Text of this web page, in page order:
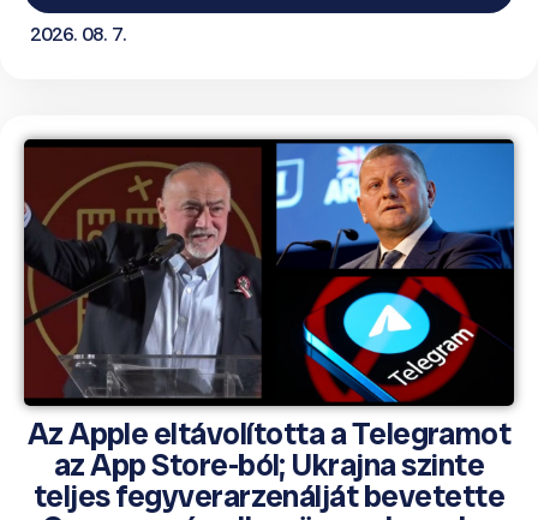
2026. 08. 7.
Az Apple eltávolította a Telegramot
az App Store-ból; Ukrajna szinte
teljes fegyverarzenálját bevetette